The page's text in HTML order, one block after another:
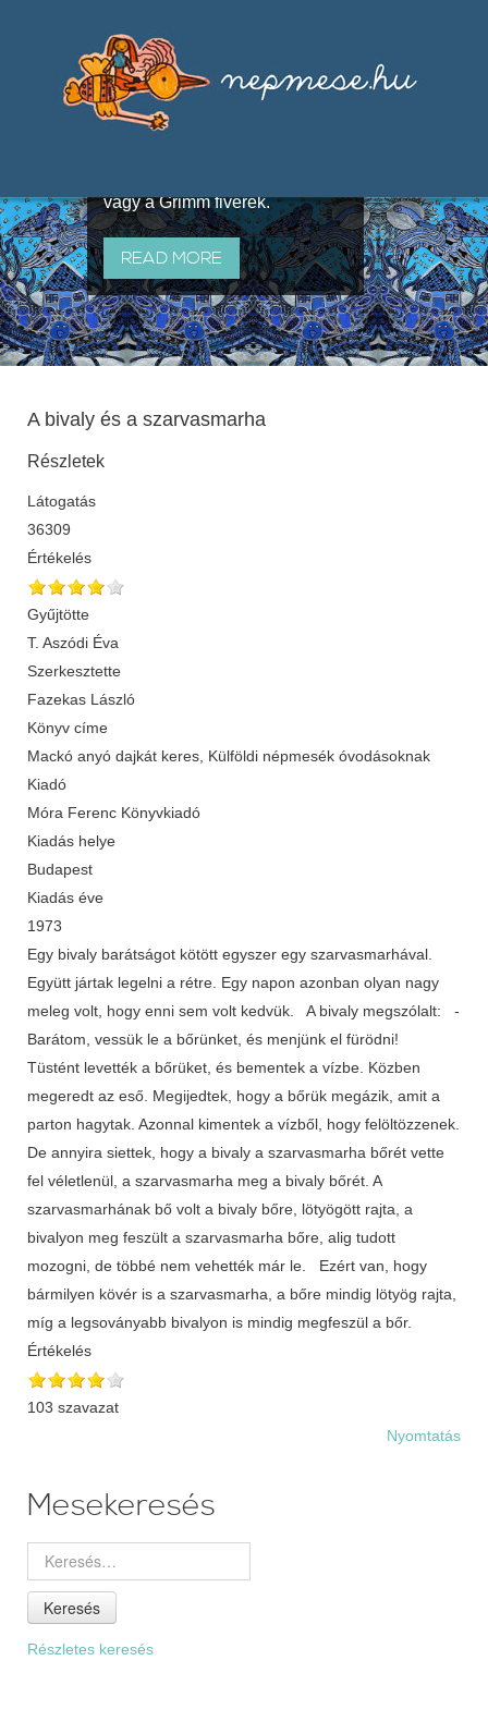
útján terjedő elbeszélésekből,
melyeket olyan ismert gyűjtők
állítottak össze, mint Benedek
vagy a Grimm fivérek.
READ MORE
A bivaly és a szarvasmarha
Részletek
Látogatás
36309
Értékelés
Gyűjtötte
T. Aszódi Éva
Szerkesztette
Fazekas László
Könyv címe
Mackó anyó dajkát keres, Külföldi népmesék óvodásoknak
Kiadó
Móra Ferenc Könyvkiadó
Kiadás helye
Budapest
Kiadás éve
1973
Egy bivaly barátságot kötött egyszer egy szarvasmarhával.
Együtt jártak legelni a rétre. Egy napon azonban olyan nagy
meleg volt, hogy enni sem volt kedvük. A bivaly megszólalt: -
Barátom, vessük le a bőrünket, és menjünk el fürödni!
Tüstént levették a bőrüket, és bementek a vízbe. Közben
megeredt az eső. Megijedtek, hogy a bőrük megázik, amit a
parton hagytak. Azonnal kimentek a vízből, hogy felöltözzenek.
De annyira siettek, hogy a bivaly a szarvasmarha bőrét vette
fel véletlenül, a szarvasmarha meg a bivaly bőrét. A
szarvasmarhának bő volt a bivaly bőre, lötyögött rajta, a
bivalyon meg feszült a szarvasmarha bőre, alig tudott
mozogni, de többé nem vehették már le. Ezért van, hogy
bármilyen kövér is a szarvasmarha, a bőre mindig lötyög rajta,
míg a legsoványabb bivalyon is mindig megfeszül a bőr.
Értékelés
103 szavazat
Nyomtatás
Mesekeresés
Keresés
Részletes keresés